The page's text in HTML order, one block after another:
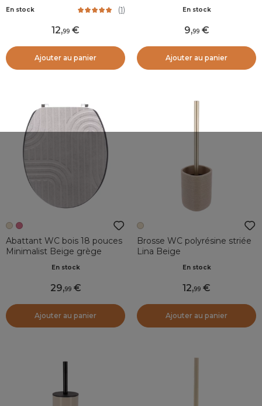
En stock (1)
12,99
Ajouter au panier
En stock
9,99
Ajouter au panier
Abattant WC bois 18 pouces
Minimalist Beige grège
En stock
29,99
Ajouter au panier
Brosse WC polyrésine striée
Lina Beige
En stock
12,99
Ajouter au panier